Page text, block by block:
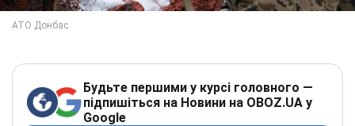
Будьте першими у курсі головного —
підпишіться на Новини на OBOZ.UA у
Google